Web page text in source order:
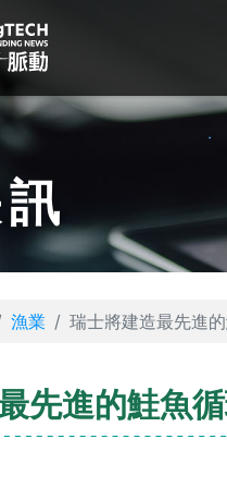
漁業 瑞士將建造最先進
先進的鮭魚